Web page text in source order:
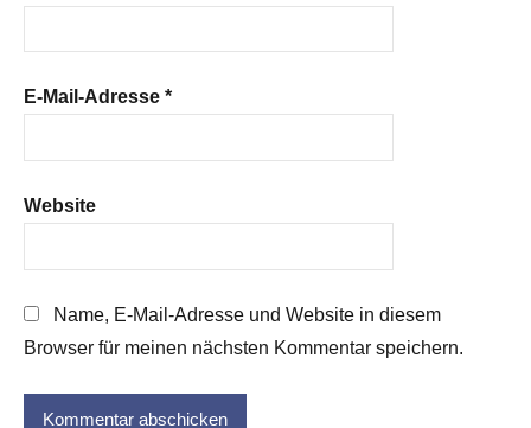
E-Mail-Adresse *
Website
Name, E-Mail-Adresse und Website in diesem
Browser für meinen nächsten Kommentar speichern.